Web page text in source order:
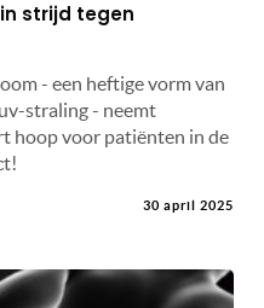
strijd tegen
- een heftige vorm van
straling - neemt
hoop voor patiënten in de
30 april 2025